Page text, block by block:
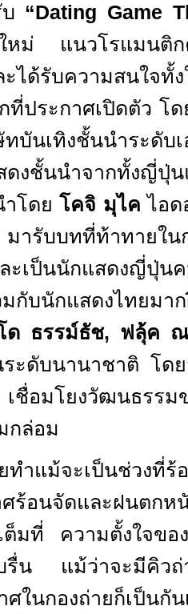
“Dating Game
ม่ แนวโรแมนติก
ได้รับความสนใจทั้
ที่ประกาศเปิดตัว โ
ทบันเทิงชั้นนำระดับ
ดงชั้นนำจากทั้งญี่ปุ่
ำโดย โคจิ มุไคไอ
มารับบทที่ท้าทายใน
เป็นนักแสดงญี่ปุ่นค
กับนักแสดงไทยม
ด ธรรม์ธัช, ฟลุ้ค
ระดับนานาชาติ โด
เชื่อมโยงวัฒนธรรม
กล่อม
ทำแม้จะเป็นช่วงที่ร้
ศร้อนจัดและฝนต
ต็มที่ ความตั้งใจขอ
รื่น แม้ว่าจะมีคิวถ่
ศในกองถ่ายก็เป็นกั